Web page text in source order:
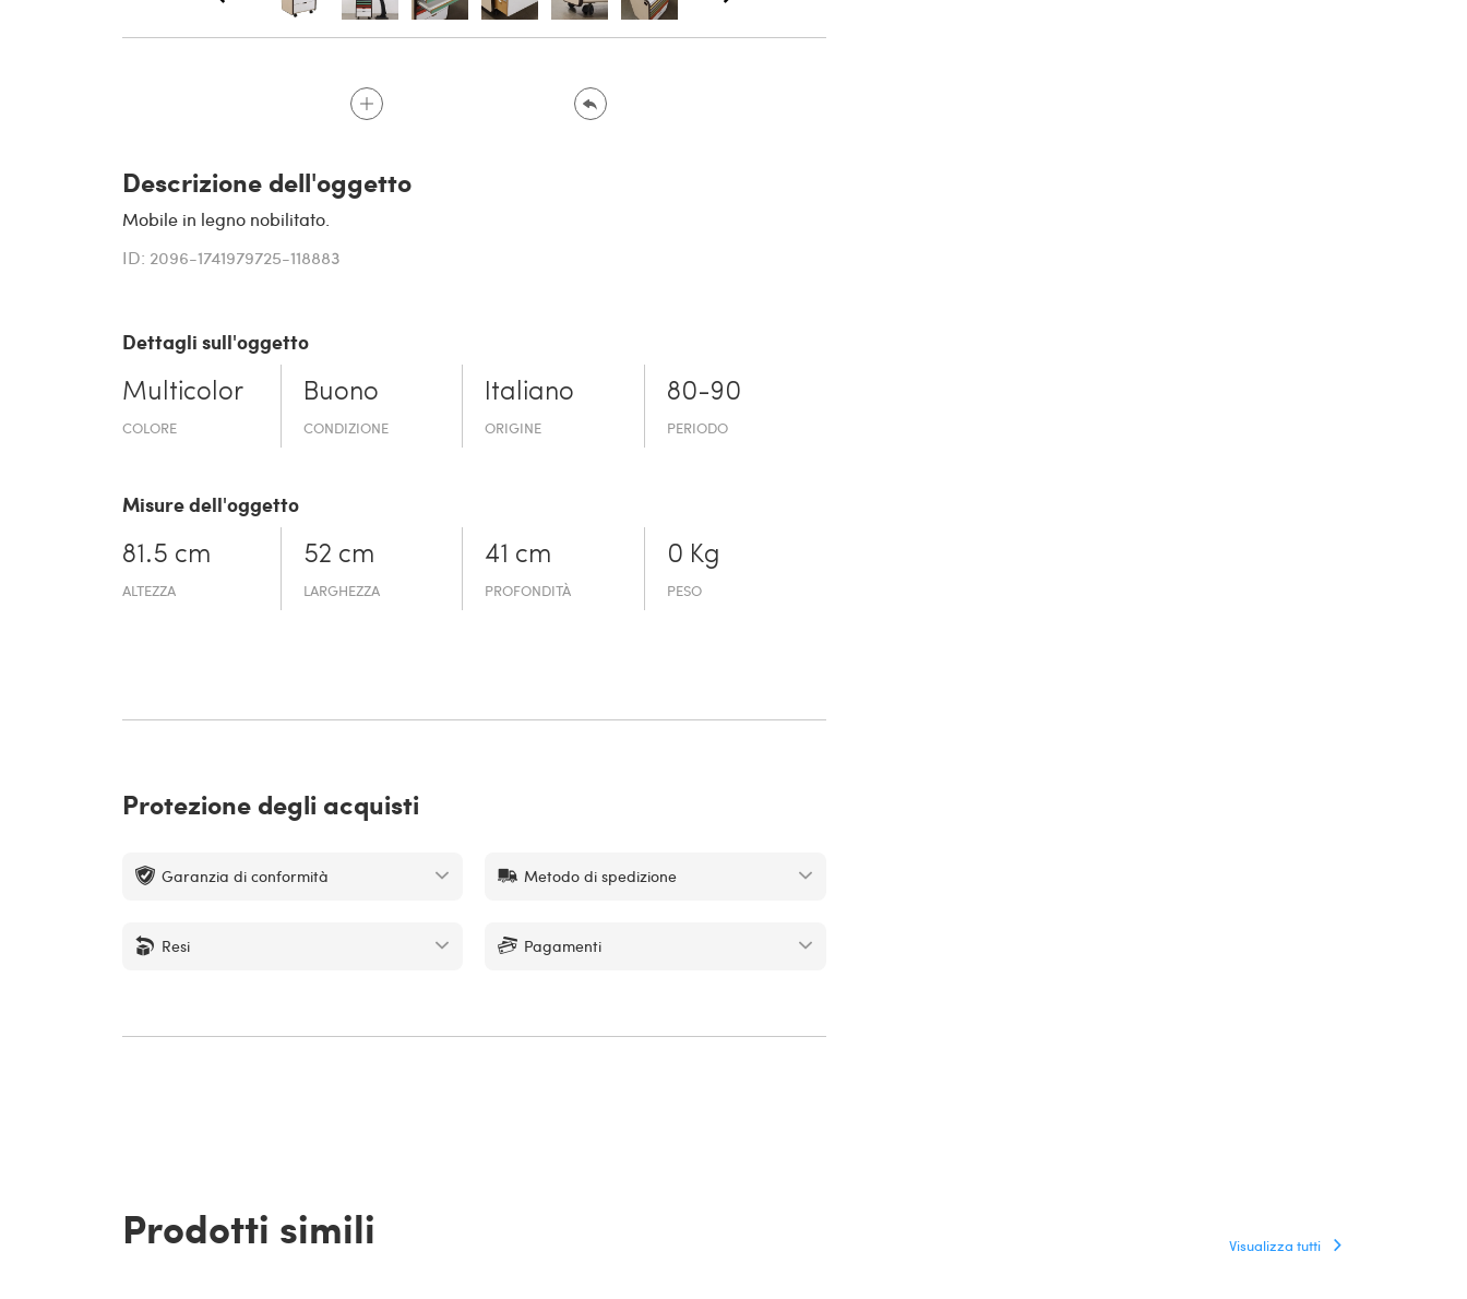
Descrizione dell'oggetto
Mobile in legno nobilitato.
ID: 2096-1741979725-118883
Dettagli sull'oggetto
Multicolor
COLORE
Buono
CONDIZIONE
Italiano
ORIGINE
80-90
PERIODO
Misure dell'oggetto
81.5 cm
ALTEZZA
52 cm
LARGHEZZA
41 cm
PROFONDITÀ
0 Kg
PESO
Protezione degli acquisti
Garanzia di conformità Metodo di spedizione
Resi Pagamenti
Prodotti simili Visualizza tutti